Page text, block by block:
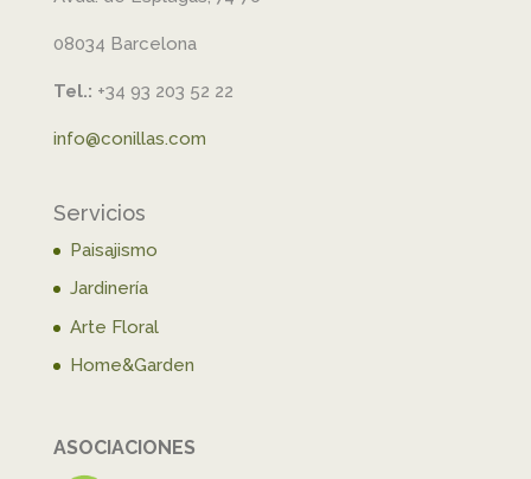
08034 Barcelona
Tel.: +34 93 203 52 22
info@conillas.com
Servicios
Paisajismo
Jardinería
Arte Floral
Home&Garden
ASOCIACIONES